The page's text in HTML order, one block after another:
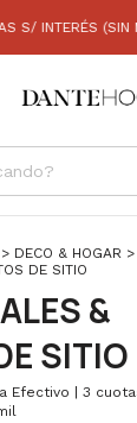
INTERÉS (SIN
> DECO & HOGAR >
DE SITIO
&
SITIO
Efectivo | 3